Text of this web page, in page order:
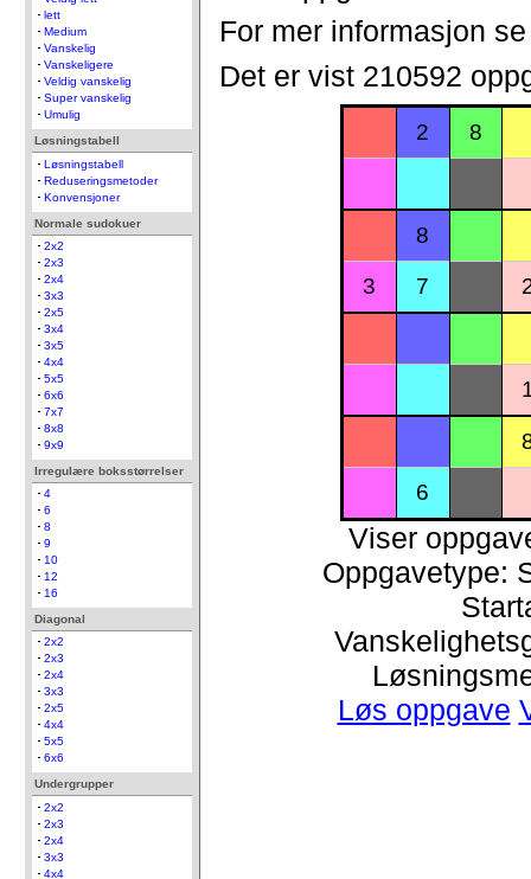
lett
Medium
Vanskelig
Vanskeligere
Veldig vanskelig
Super vanskelig
Umulig
Løsningstabell
Løsningstabell
Reduseringsmetoder
Konvensjoner
Normale sudokuer
2x2
2x3
2x4
3x3
2x5
3x4
3x5
4x4
5x5
6x6
7x7
8x8
9x9
Irregulære boksstørrelser
4
6
8
9
10
12
16
Diagonal
2x2
2x3
2x4
3x3
2x5
4x4
5x5
6x6
Undergrupper
2x2
2x3
2x4
3x3
4x4
For mer informasjon
Det er vist 210592
2 8
8
3 7
6
Viser
Oppgavetype:
Løs oppgave